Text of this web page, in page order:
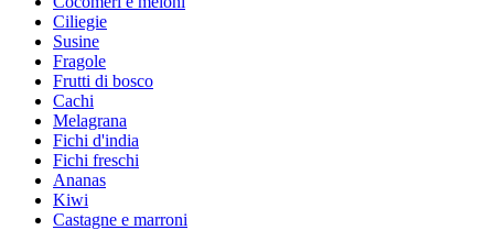
Ciliegie
Susine
Fragole
Frutti di bosco
Cachi
Melagrana
Fichi d'india
Fichi freschi
Ananas
Kiwi
Castagne e marroni